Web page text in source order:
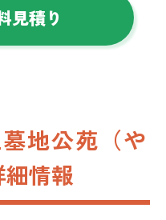
見積り
地公苑（や
情報